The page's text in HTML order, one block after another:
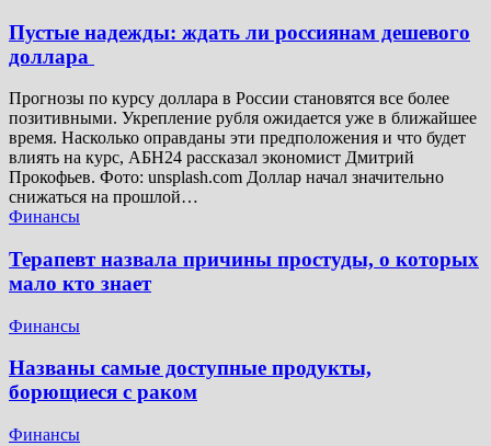
Пустые надежды: ждать ли россиянам дешевого
доллара
Прогнозы по курсу доллара в России становятся все более
позитивными. Укрепление рубля ожидается уже в ближайшее
время. Насколько оправданы эти предположения и что будет
влиять на курс, АБН24 рассказал экономист Дмитрий
Прокофьев. Фото: unsplash.com Доллар начал значительно
снижаться на прошлой…
Финансы
Терапевт назвала причины простуды, о которых
мало кто знает
Финансы
Названы самые доступные продукты,
борющиеся с раком
Финансы